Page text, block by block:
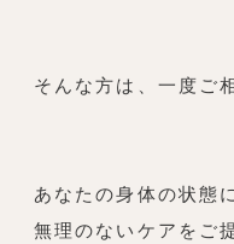
そんな方は、一度ご
あなたの身体の状態
無理のないケアをご